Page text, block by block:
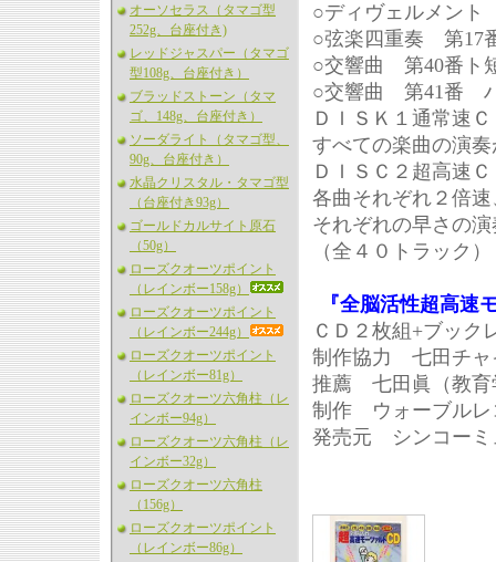
オーソセラス（タマゴ型
252g、台座付き)
レッドジャスパー（タマゴ
型108g、台座付き）
ブラッドストーン（タマ
ゴ、148g、台座付き）
ソーダライト（タマゴ型、
90g、台座付き）
水晶クリスタル・タマゴ型
（台座付き93g）
ゴールドカルサイト原石
（50g）
ローズクオーツポイント
（レインボー158g）
ローズクオーツポイント
（レインボー244g）
ローズクオーツポイント
（レインボー81g）
ローズクオーツ六角柱（レ
インボー94g）
ローズクオーツ六角柱（レ
インボー32g）
ローズクオーツ六角柱
（156g）
ローズクオーツポイント
（レインボー86g）
○ディヴェルメン
○弦楽四重奏 第17
○交響曲 第40番ト
○交響曲 第41番 ハ
ＤＩＳＫ１通常速
すべての楽曲の演
ＤＩＳＣ２超高速
各曲それぞれ２倍
それぞれの早さの
（全４０トラック）
『全脳活性超高速
ＣＤ２枚組+ブック
制作協力 七田チャ
推薦 七田眞（教育
制作 ウォーブルレ
発売元 シンコーミ